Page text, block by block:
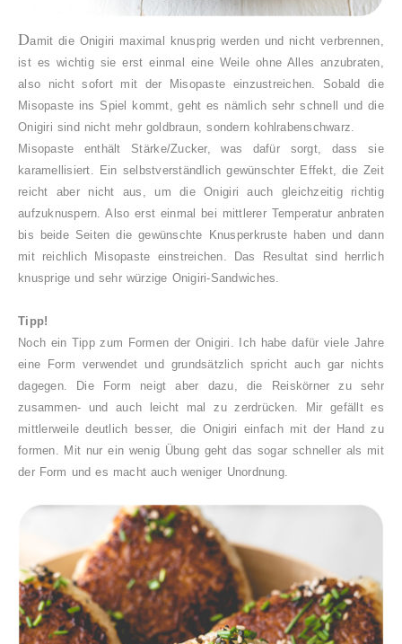
Damit die Onigiri maximal knusprig werden und nicht verbrennen,
ist es wichtig sie erst einmal eine Weile ohne Alles anzubraten,
also nicht sofort mit der Misopaste einzustreichen. Sobald die
Misopaste ins Spiel kommt, geht es nämlich sehr schnell und die
Onigiri sind nicht mehr goldbraun, sondern kohlrabenschwarz.
Misopaste enthält Stärke/Zucker, was dafür sorgt, dass sie
karamellisiert. Ein selbstverständlich gewünschter Effekt, die Zeit
reicht aber nicht aus, um die Onigiri auch gleichzeitig richtig
aufzuknuspern. Also erst einmal bei mittlerer Temperatur anbraten
bis beide Seiten die gewünschte Knusperkruste haben und dann
mit reichlich Misopaste einstreichen. Das Resultat sind herrlich
knusprige und sehr würzige Onigiri-Sandwiches.
Tipp!
Noch ein Tipp zum Formen der Onigiri. Ich habe dafür viele Jahre
eine Form verwendet und grundsätzlich spricht auch gar nichts
dagegen. Die Form neigt aber dazu, die Reiskörner zu sehr
zusammen- und auch leicht mal zu zerdrücken. Mir gefällt es
mittlerweile deutlich besser, die Onigiri einfach mit der Hand zu
formen. Mit nur ein wenig Übung geht das sogar schneller als mit
der Form und es macht auch weniger Unordnung.